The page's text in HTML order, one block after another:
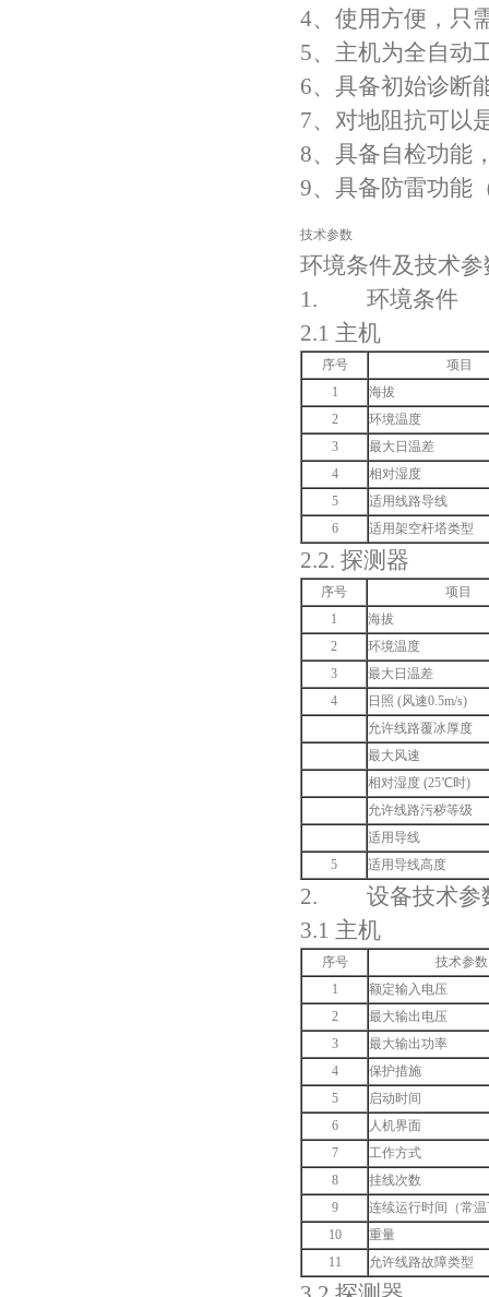
4、使用方便，只
5、主机为全自动
6、具备初始诊断
7、对地阻抗可以
8、具备自检功能
9、具备防雷功能
技术参数
环境条件及技术参
1. 环境条件
2.1 主机
序号
项目
1
海拔
2
环境温度
3
最大日温差
4
相对湿度
5
适用线路导线
6
适用架空杆塔类型
2.2. 探测器
序号
项目
1
海拔
2
环境温度
3
最大日温差
4
日照 (风速0.5m/s)
允许线路覆冰厚度
最大风速
相对湿度 (25℃时)
允许线路污秽等级
适用导线
5
适用导线高度
2. 设备技术参
3.1 主机
序号
技术参数
1
额定输入电压
2
最大输出电压
3
最大输出功率
4
保护措施
5
启动时间
6
人机界面
7
工作方式
8
挂线次数
9
连续运行时间（常
10
重量
11
允许线路故障类型